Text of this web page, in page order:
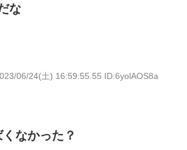
な
06/24(土) 16:59:55.55 ID:6yolAOS8a
なかった？